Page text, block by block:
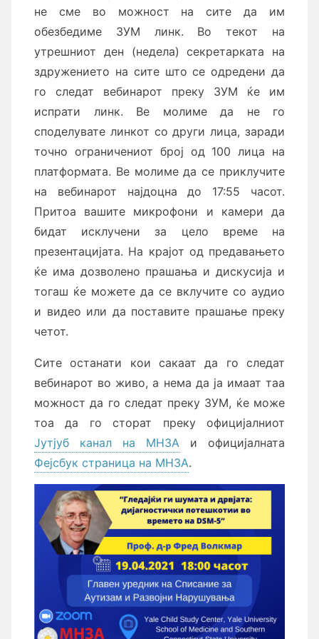
не сме во можност на сите да им
обезбедиме ЗУМ линк. Во текот на
утрешниот ден (недела) секретарката на
здружението на сите што се одредени да
го следат вебинарот преку ЗУМ ќе им
испрати линк. Ве молиме да не го
споделувате линкот со други лица, заради
точно ограничениот број од 100 лица на
платформата. Ве молиме да се приклучите
на вебинарот најдоцна до 17:55 часот.
Притоа вашите микрофони и камери да
бидат исклучени за цело време на
презентацијата. На крајот од предавањето
ќе има дозволено прашања и дискусија и
тогаш ќе можете да се вклучите со аудио
и видео или да поставите прашање преку
четот.
Сите останати кои сакаат да го следат
вебинарот во живо, а нема да ја имаат таа
можност да го следат преку ЗУМ, ќе може
тоа да го сторат преку официјалниот
Јутјуб канал на МНЗА и официјалната
Фејсбук страница на МНЗА.